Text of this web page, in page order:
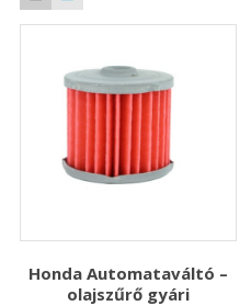
Honda Automataváltó –
olajszűrő gyári